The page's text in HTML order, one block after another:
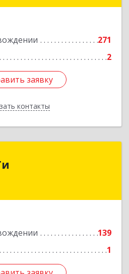
271
2
заявку
контакты
заявку
Назад
139
1
обл, Рославльский р-н,